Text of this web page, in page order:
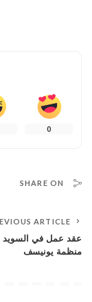
0
SHARE ON
ARTICLE
منظمة يونيسف